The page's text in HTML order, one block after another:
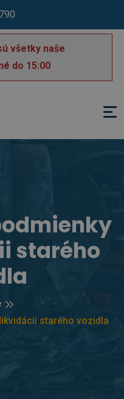
všetky naše
do 15:00
starého
starého vozidla